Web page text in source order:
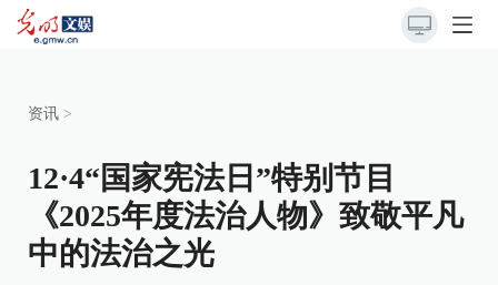
资讯 >
12·4“国家宪法日”特别节目
《2025年度法治人物》致敬平凡
中的法治之光